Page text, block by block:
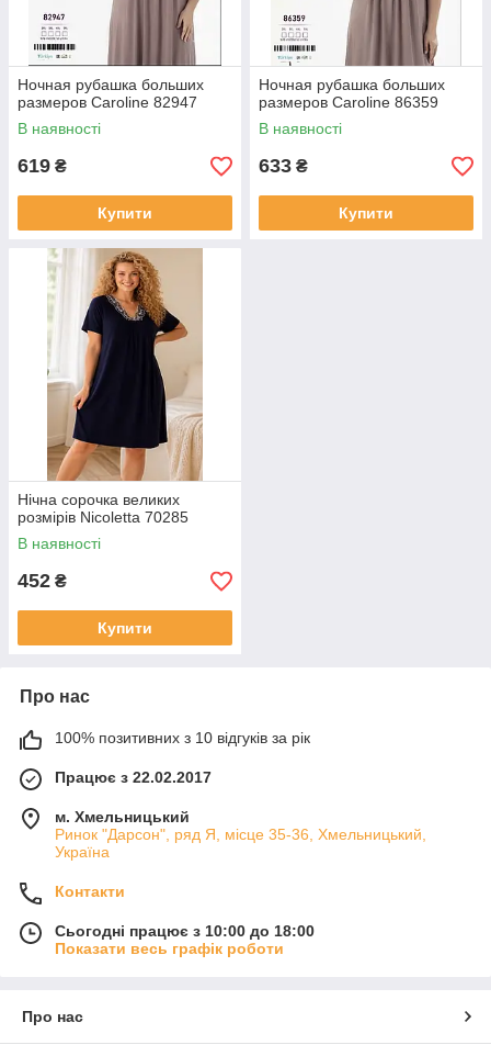
Ночная рубашка больших
размеров Caroline 82947
В наявності
619 ₴
Купити
Ночная рубашка больших
размеров Caroline 86359
В наявності
633 ₴
Купити
Нічна сорочка великих
розмірів Nicoletta 70285
В наявності
452 ₴
Купити
Про нас
100% позитивних з 10 відгуків за рік
Працює з 22.02.2017
м. Хмельницький
Ринок "Дарсон", ряд Я, місце 35-36, Хмельницький,
Україна
Контакти
Сьогодні працює з 10:00 до 18:00
Показати весь графік роботи
Про нас